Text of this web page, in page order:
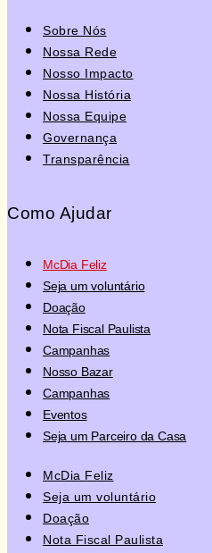
Sobre Nós
Nossa Rede
Nosso Impacto
Nossa História
Nossa Equipe
Governança
Transparência
Como Ajudar
McDia Feliz
Seja um voluntário
Doação
Nota Fiscal Paulista
Campanhas
Nosso Bazar
Campanhas
Eventos
Seja um Parceiro da Casa
McDia Feliz
Seja um voluntário
Doação
Nota Fiscal Paulista